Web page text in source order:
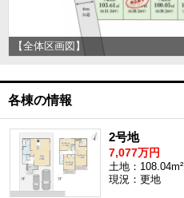
【全体区画図】
各棟の情報
2号地
7,077万円
土地：108.04m²
現況：更地